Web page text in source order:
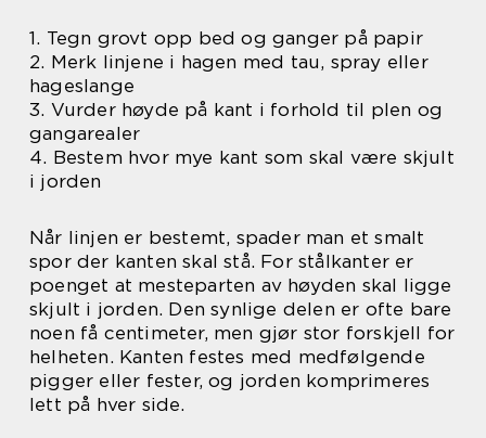
1. Tegn grovt opp bed og ganger på papir
2. Merk linjene i hagen med tau, spray eller
hageslange
3. Vurder høyde på kant i forhold til plen og
gangarealer
4. Bestem hvor mye kant som skal være skjult
i jorden
Når linjen er bestemt, spader man et smalt
spor der kanten skal stå. For stålkanter er
poenget at mesteparten av høyden skal ligge
skjult i jorden. Den synlige delen er ofte bare
noen få centimeter, men gjør stor forskjell for
helheten. Kanten festes med medfølgende
pigger eller fester, og jorden komprimeres
lett på hver side.